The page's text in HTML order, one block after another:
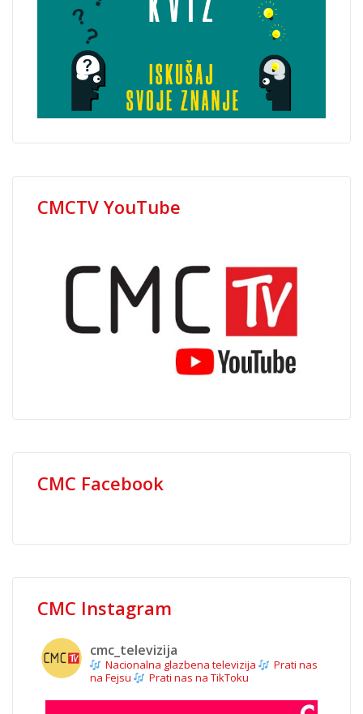
CMCTV YouTube
CMC Facebook
CMC Instagram
cmc_televizija
Nacionalna glazbena televizija
Prati nas
na Fejsu
Prati nas na TikToku